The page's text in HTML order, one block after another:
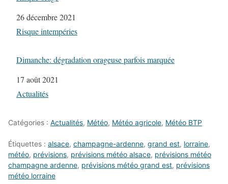
Date
26 décembre 2021
Par rapport à
Risque intempéries
Dimanche: dégradation orageuse parfois marquée
Date
17 août 2021
Par rapport à
Actualités
Catégories : Actualités, Météo, Météo agricole, Météo BTP
Étiquettes : alsace, champagne-ardenne, grand est, lorraine,
météo, prévisions, prévisions météo alsace, prévisions météo
champagne ardenne, prévisions météo grand est, prévisions
météo lorraine